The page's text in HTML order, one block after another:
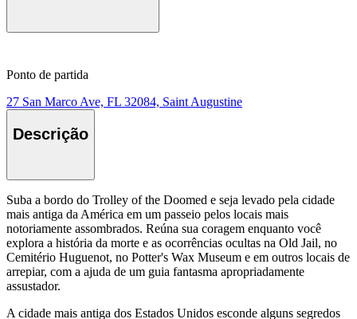
Ponto de partida
27 San Marco Ave, FL 32084, Saint Augustine
Descrição
Suba a bordo do Trolley of the Doomed e seja levado pela cidade
mais antiga da América em um passeio pelos locais mais
notoriamente assombrados. Reúna sua coragem enquanto você
explora a história da morte e as ocorrências ocultas na Old Jail, no
Cemitério Huguenot, no Potter's Wax Museum e em outros locais de
arrepiar, com a ajuda de um guia fantasma apropriadamente
assustador.
A cidade mais antiga dos Estados Unidos esconde alguns segredos